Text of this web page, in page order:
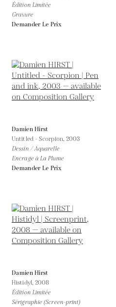
Édition Limitée
Gravure
Demander Le Prix
Damien Hirst
Untitled - Scorpion,2003
Dessin / Aquarelle
Encrage à La Plume
Demander Le Prix
Damien Hirst
Histidyl, 2008
Édition Limitée
Sérigraphie (Screen-print)